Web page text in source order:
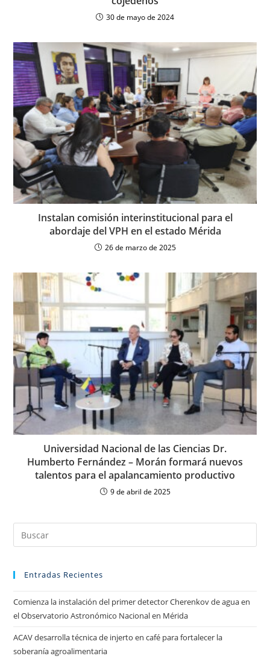
30 de mayo de 2024
Instalan comisión interinstitucional para el
abordaje del VPH en el estado Mérida
26 de marzo de 2025
Universidad Nacional de las Ciencias Dr.
Humberto Fernández – Morán formará nuevos
talentos para el apalancamiento productivo
9 de abril de 2025
Entradas Recientes
Comienza la instalación del primer detector Cherenkov de agua en
el Observatorio Astronómico Nacional en Mérida
ACAV desarrolla técnica de injerto en café para fortalecer la
soberanía agroalimentaria